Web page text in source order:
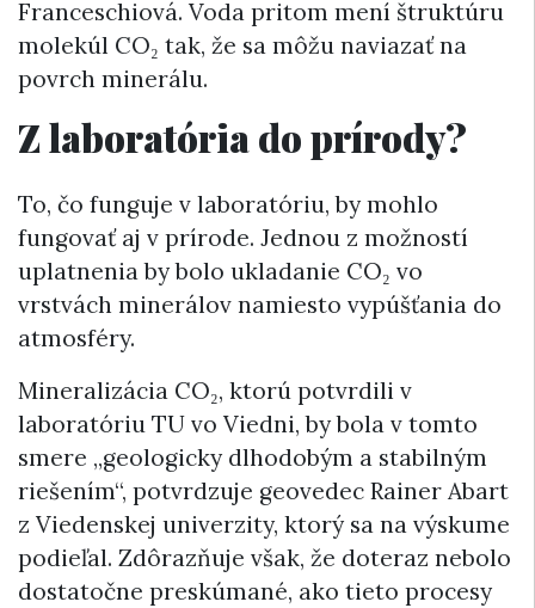
Franceschiová. Voda pritom mení štruktúru
molekúl CO₂ tak, že sa môžu naviazať na
povrch minerálu.
Z laboratória do prírody?
To, čo funguje v laboratóriu, by mohlo
fungovať aj v prírode. Jednou z možností
uplatnenia by bolo ukladanie CO₂ vo
vrstvách minerálov namiesto vypúšťania do
atmosféry.
Mineralizácia CO₂, ktorú potvrdili v
laboratóriu TU vo Viedni, by bola v tomto
smere „geologicky dlhodobým a stabilným
riešením“, potvrdzuje geovedec Rainer Abart
z Viedenskej univerzity, ktorý sa na výskume
podieľal. Zdôrazňuje však, že doteraz nebolo
dostatočne preskúmané, ako tieto procesy